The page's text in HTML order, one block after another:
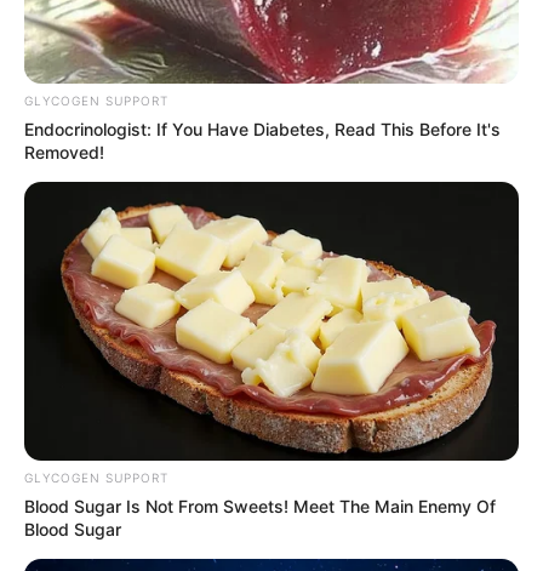
ατύχημα
1.05.2026, 08:01
Αλιβέρι: Μια πόλη θρηνεί
για το 17χρονο παιδί
Δύο Βουνά: Ο δρόμος με
τα περισσότερα τροχαία
στη Χαλκίδα
27.04.2026, 06:06
Η σκοτεινή αλήθεια της
Εύβοιας: Ο αριθμός των
νεκρών στους δρόμους!
27.04.2026, 00:05
Μαύρη Κυριακή στην
τροχαία ατυχήματα
GLYCOGEN SUPPORT
Endocrinologist: If You Have Diabetes, Read This Before It's
Removed!
GLYCOGEN SUPPORT
Blood Sugar Is Not From Sweets! Meet The Main Enemy Of
Blood Sugar